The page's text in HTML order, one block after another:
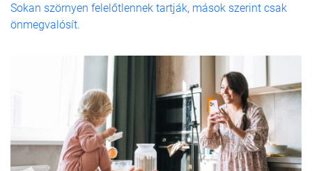
Sokan szörnyen felelőtlennek tartják, mások szerint csak
önmegvalósít.